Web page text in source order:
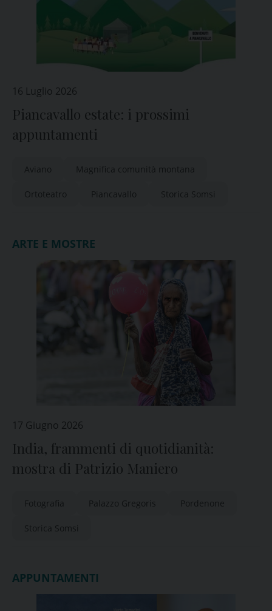
16 Luglio 2026
Piancavallo estate: i prossimi
appuntamenti
Aviano Magnifica comunità montana
Ortoteatro Piancavallo Storica Somsi
ARTE E MOSTRE
17 Giugno 2026
India, frammenti di quotidianità:
mostra di Patrizio Maniero
Fotografia Palazzo Gregoris Pordenone
Storica Somsi
APPUNTAMENTI